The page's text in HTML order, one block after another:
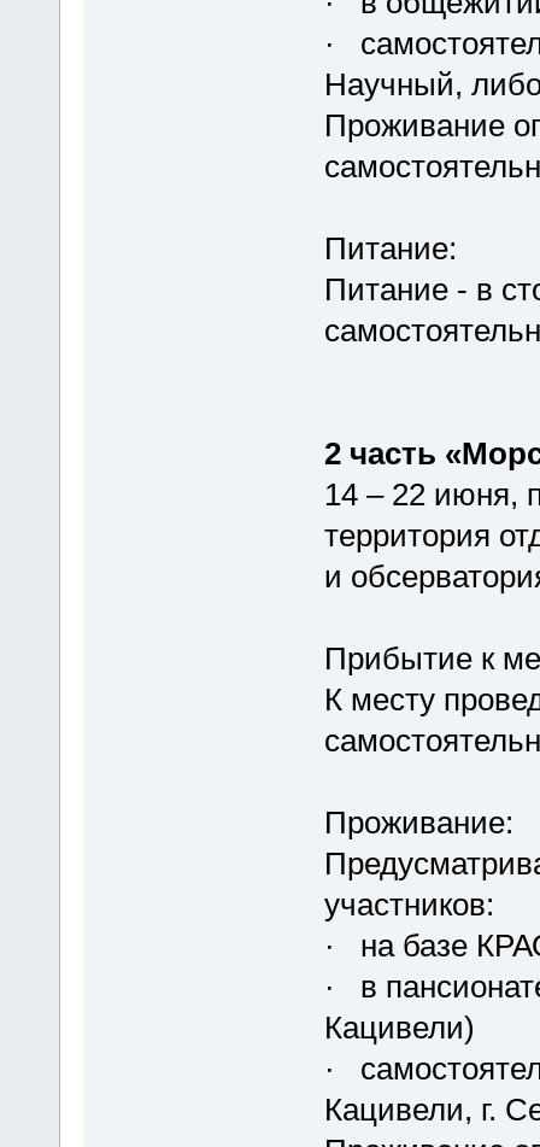
·
Научный,
Проживание
Питание:
Питание - в
2 часть
14 – 22 июня,
территория
и
Прибытие к
К месту
Проживание:
участников:
· на базе
· в
Кацивели)
·
Кацивели, г.